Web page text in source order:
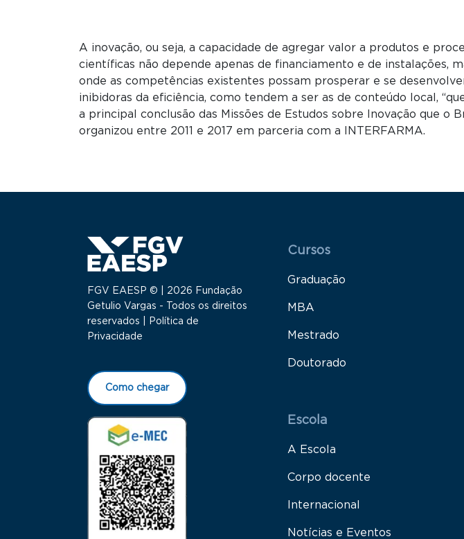
A inovação, ou seja, a capacidade de agregar valor a produtos e
científicas não depende apenas de financiamento e de instalações,
onde as competências existentes possam prosperar e se
inibidoras da eficiência, como tendem a ser as de conteúdo local,
a principal conclusão das Missões de Estudos sobre Inovação que
organizou entre 2011 e 2017 em parceria com a INTERFARMA.
FGV EAESP © | 2026 Fundação
Getulio Vargas - Todos os direitos
reservados |
Política de
Privacidade
Como chegar
Menu Rodapé 1
Cursos
Graduação
MBA
Mestrado
Doutorado
Escola
A Escola
Corpo docente
Internacional
Notícias e Eventos